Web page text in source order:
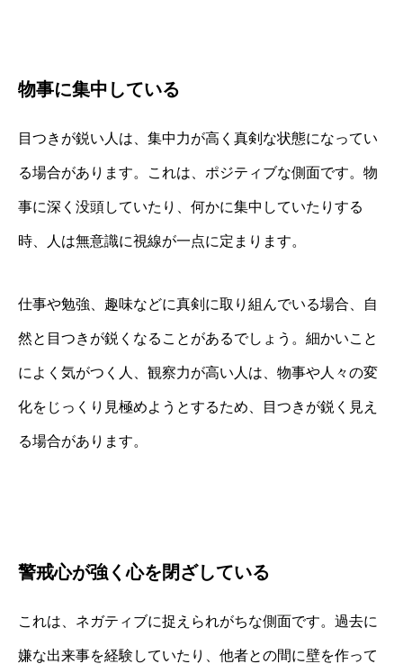
物事に集中している
目つきが鋭い人は、集中力が高く真剣な状態になってい
る場合があります。これは、ポジティブな側面です。物
事に深く没頭していたり、何かに集中していたりする
時、人は無意識に視線が一点に定まります。
仕事や勉強、趣味などに真剣に取り組んでいる場合、自
然と目つきが鋭くなることがあるでしょう。細かいこと
によく気がつく人、観察力が高い人は、物事や人々の変
化をじっくり見極めようとするため、目つきが鋭く見え
る場合があります。
警戒心が強く心を閉ざしている
これは、ネガティブに捉えられがちな側面です。過去に
嫌な出来事を経験していたり、他者との間に壁を作って